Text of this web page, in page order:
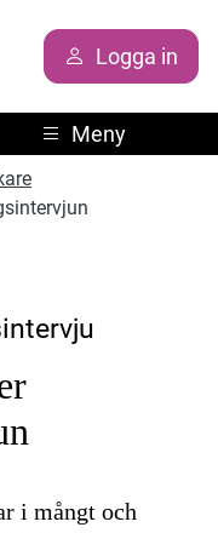
Logga in
Meny
i mångt och